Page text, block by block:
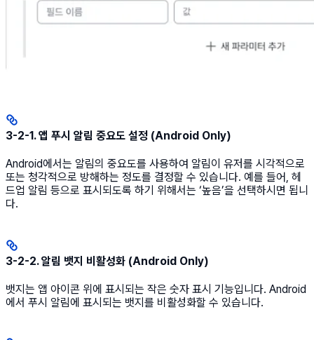
3-2-1. 앱 푸시 알림 중요도 설정 (Android Only)
Android에서는 알림의 중요도를 사용하여 알림이 유저를 시각적으로
또는 청각적으로 방해하는 정도를 결정할 수 있습니다. 예를 들어, 헤
드업 알림 등으로 표시되도록 하기 위해서는 ‘높음’을 선택하시면 됩니
다.
3-2-2. 알림 뱃지 비활성화 (Android Only)
뱃지는 앱 아이콘 위에 표시되는 작은 숫자 표시 기능입니다. Android
에서 푸시 알림에 표시되는 뱃지를 비활성화할 수 있습니다.